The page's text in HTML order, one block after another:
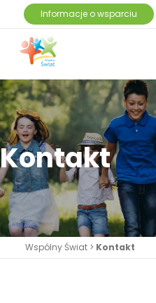
Informacje o wsparciu
Kontakt
Wspólny Świat > Kontakt